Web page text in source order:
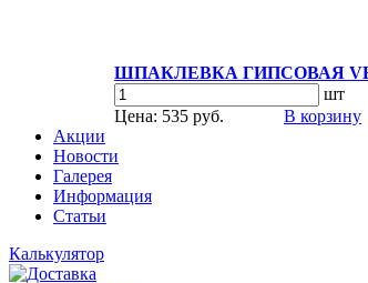
ШПАКЛЕВКА ГИПСОВАЯ
шт
Цена: 535 руб.
В корзину
Акции
Новости
Галерея
Информация
Статьи
Калькулятор